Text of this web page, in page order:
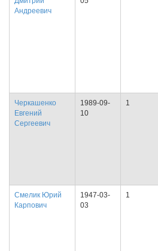
Андреевич
Черкашенко
Евгений
Сергеевич
1989-09-
10
1
Смелик Юрий
Карпович
1947-03-
03
1